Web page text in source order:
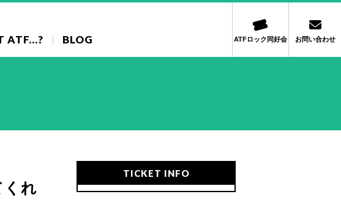
ATF...? BLOG ATFロック同好会 お問い合わせ
くれ
TICKET INFO